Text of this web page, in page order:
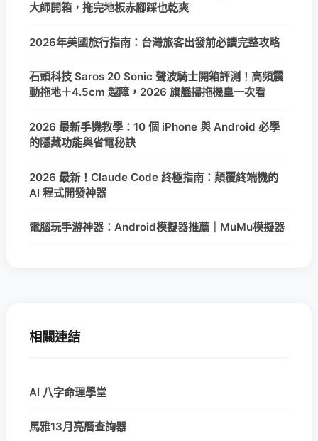
大師開箱，拖完地板赤腳踩也乾爽
2026年美國旅行指南：台灣旅客出發前必讀完整攻略
石頭科技 Saros 20 Sonic 聲波騎士開箱評測！高頻震
動拖地＋4.5cm 越障，2026 旗艦掃拖機皇一次看
2026 最新手機教學：10 個 iPhone 與 Android 必學
的隱藏功能與省電秘訣
2026 最新！Claude Code 終極指南：顛覆終端機的
AI 程式開發神器
電腦玩手游神器：Android模擬器推薦｜MuMu模擬器
相關連結
AI 八字命理學堂
馬雅13月亮曆查詢器